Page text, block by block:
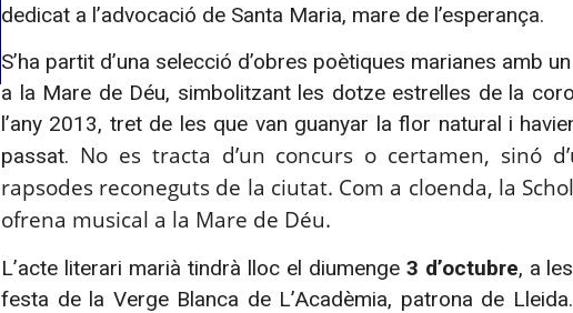
dedicat a l’advocació de Santa Maria, mare de l’esperança.
S’ha partit d’una selecció d’obres poètiques marianes amb
a la Mare de Déu, simbolitzant les dotze estrelles de la
l’any 2013, tret de les que van guanyar la flor natural i
passat. No es tracta d’un concurs o certamen, sinó
rapsodes reconeguts de la ciutat. Com a cloenda, la
ofrena musical a la Mare de Déu.
L’acte literari marià tindrà lloc el diumenge 3 d’octubre, a
festa de la Verge Blanca de L’Acadèmia, patrona de